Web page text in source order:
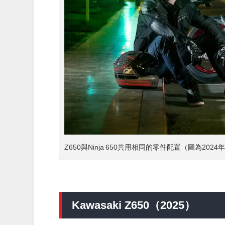
Z650與Ninja 650共用相同的零件配置（圖為2024
Kawasaki Z650（2025）